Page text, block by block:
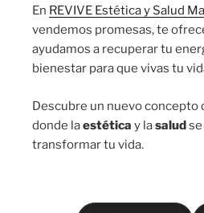
En REVIVE Estética y Salud
vendemos promesas, te
ayudamos a recuperar tu
bienestar para que vivas tu
Descubre un nuevo concepto
donde laestética y lasalud
transformar tu vida.